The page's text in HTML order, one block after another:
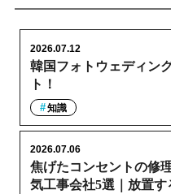
韓国フォトウェディン
ト！
2026.07.12
知識
焦げたコンセントの修
気工事会社5選｜放置
2026.07.06